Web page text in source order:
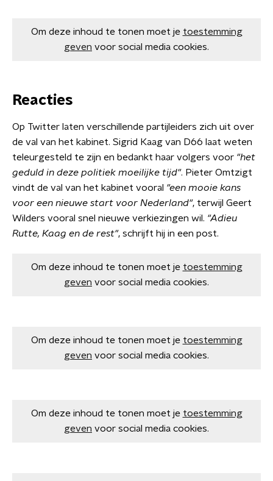
Om deze inhoud te tonen moet je toestemming
geven voor social media cookies.
Reacties
Op Twitter laten verschillende partijleiders zich uit over
de val van het kabinet. Sigrid Kaag van D66 laat weten
teleurgesteld te zijn en bedankt haar volgers voor "het
geduld in deze politiek moeilijke tijd". Pieter Omtzigt
vindt de val van het kabinet vooral "een mooie kans
voor een nieuwe start voor Nederland", terwijl Geert
Wilders vooral snel nieuwe verkiezingen wil. "Adieu
Rutte, Kaag en de rest", schrijft hij in een post.
Om deze inhoud te tonen moet je toestemming
geven voor social media cookies.
Om deze inhoud te tonen moet je toestemming
geven voor social media cookies.
Om deze inhoud te tonen moet je toestemming
geven voor social media cookies.